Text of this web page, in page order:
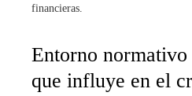
financieras.
Entorno
que influye en el